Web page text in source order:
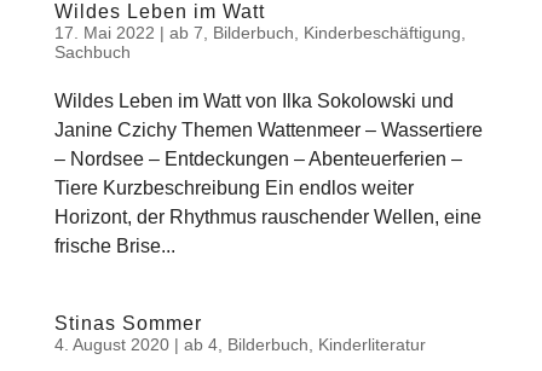
Wildes Leben im Watt
17. Mai 2022 | ab 7 Bilderbuch Kinderbeschäftigung
Sachbuch
Wildes Leben im Watt von Ilka Sokolowski und
Janine Czichy Themen Wattenmeer – Wassertiere
– Nordsee – Entdeckungen – Abenteuerferien –
Tiere Kurzbeschreibung Ein endlos weiter
Horizont, der Rhythmus rauschender Wellen, eine
frische Brise...
Stinas Sommer
4. August 2020| ab 4, Bilderbuch Kinderliteratur